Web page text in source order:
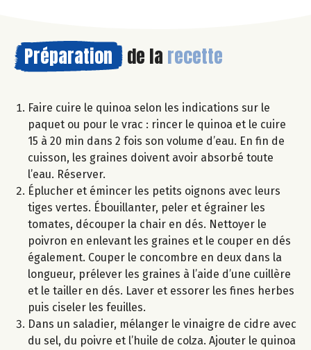
Préparation de la recette
Faire cuire le quinoa selon les indications sur le
paquet ou pour le vrac : rincer le quinoa et le cuire
15 à 20 min dans 2 fois son volume d’eau. En fin de
cuisson, les graines doivent avoir absorbé toute
l’eau. Réserver.
Éplucher et émincer les petits oignons avec leurs
tiges vertes. Ébouillanter, peler et égrainer les
tomates, découper la chair en dés. Nettoyer le
poivron en enlevant les graines et le couper en dés
également. Couper le concombre en deux dans la
longueur, prélever les graines à l’aide d’une cuillère
et le tailler en dés. Laver et essorer les fines herbes
puis ciseler les feuilles.
Dans un saladier, mélanger le vinaigre de cidre avec
du sel, du poivre et l’huile de colza. Ajouter le quinoa